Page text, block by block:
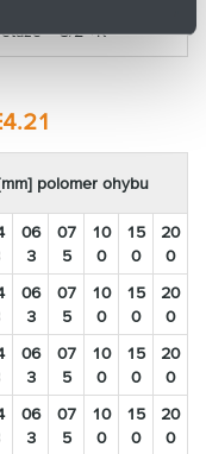
= S/2 +K
polomer ohybu
06
3
07
5
10
0
15
0
20
0
06
3
07
5
10
0
15
0
20
0
06
3
07
5
10
0
15
0
20
0
06
3
07
5
10
0
15
0
20
0